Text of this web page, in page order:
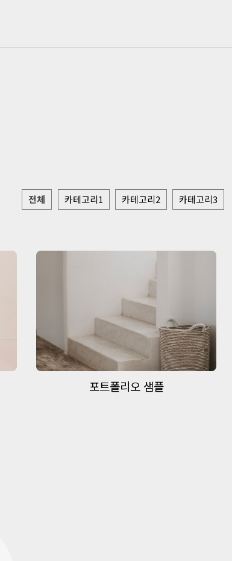
전체 카테고리1 카테고리2 카테고리3
포트폴리오 샘플